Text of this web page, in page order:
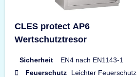
CLES protect AP6
Wertschutztresor
Sicherheit
EN4 nach EN1143-1
Feuerschutz
Leichter Feuerschutz